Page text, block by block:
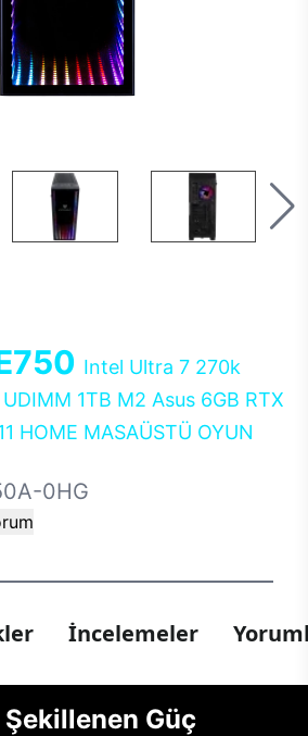
Intel Ultra 7 270k
1TB M2 Asus 6GB RTX
HOME MASAÜSTÜ OYUN
0HG
İncelemeler
Güç